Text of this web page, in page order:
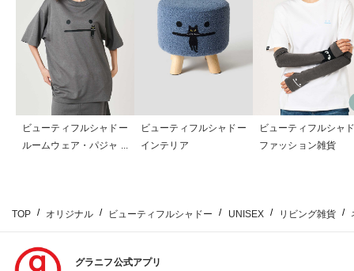
ビューティフルシャドー
ルームウェア・パジャマ
ビューティフルシャドー
インテリア
ビューティフルシャ
ファッション雑貨
TOP オリジナル ビューティフルシャドー UNISEX リビング雑貨
グラニフ公式アプリ